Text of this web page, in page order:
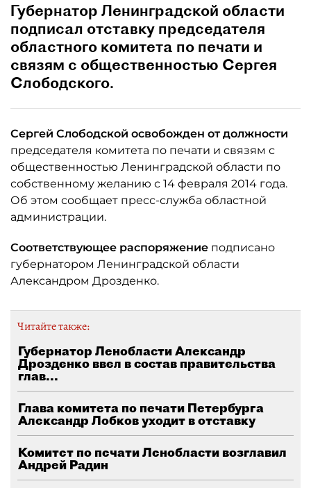
Губернатор Ленинградской области
подписал отставку председателя
областного комитета по печати и
связям с общественностью Сергея
Слободского.
Сергей Слободской освобожден от должности
председателя комитета по печати и связям с
общественностью Ленинградской области по
собственному желанию с 14 февраля 2014 года.
Об этом сообщает пресс-служба областной
администрации.
Соответствующее распоряжение подписано
губернатором Ленинградской области
Александром Дрозденко.
Читайте также:
Губернатор Ленобласти Александр
Дрозденко ввел в состав правительства
глав...
Глава комитета по печати Петербурга
Александр Лобков уходит в отставку
Комитет по печати Ленобласти возглавил
Андрей Радин